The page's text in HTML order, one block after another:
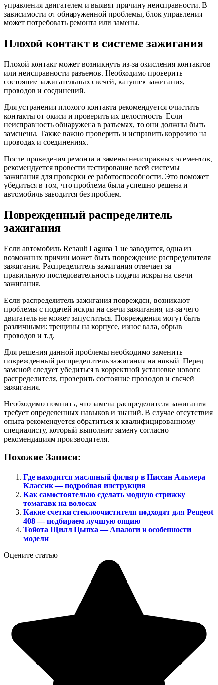
управления двигателем и выявят причину неисправности. В
зависимости от обнаруженной проблемы, блок управления
может потребовать ремонта или замены.
Плохой контакт в системе зажигания
Плохой контакт может возникнуть из-за окисления контактов
или неисправности разъемов. Необходимо проверить
состояние зажигательных свечей, катушек зажигания,
проводов и соединений.
Для устранения плохого контакта рекомендуется очистить
контакты от окиси и проверить их целостность. Если
неисправность обнаружена в разъемах, то они должны быть
заменены. Также важно проверить и исправить коррозию на
проводах и соединениях.
После проведения ремонта и замены неисправных элементов,
рекомендуется провести тестирование всей системы
зажигания для проверки ее работоспособности. Это поможет
убедиться в том, что проблема была успешно решена и
автомобиль заводится без проблем.
Поврежденный распределитель
зажигания
Если автомобиль Renault Laguna 1 не заводится, одна из
возможных причин может быть повреждение распределителя
зажигания. Распределитель зажигания отвечает за
правильную последовательность подачи искры на свечи
зажигания.
Если распределитель зажигания поврежден, возникают
проблемы с подачей искры на свечи зажигания, из-за чего
двигатель не может запуститься. Повреждения могут быть
различными: трещины на корпусе, износ вала, обрыв
проводов и т.д.
Для решения данной проблемы необходимо заменить
поврежденный распределитель зажигания на новый. Перед
заменой следует убедиться в корректной установке нового
распределителя, проверить состояние проводов и свечей
зажигания.
Необходимо помнить, что замена распределителя зажигания
требует определенных навыков и знаний. В случае отсутствия
опыта рекомендуется обратиться к квалифицированному
специалисту, который выполнит замену согласно
рекомендациям производителя.
Похожие Записи:
Где находится масляный фильтр в Ниссан Альмера
Классик — подробная инструкция
Как самостоятельно сделать модную стрижку
томагавк на волосах
Какие счетки стеклоочистителя подходят для Peugeot
408 — подбираем лучшую опцию
Тойота Щилл Цыпха — Аналоги и особенности
модели
Оцените статью